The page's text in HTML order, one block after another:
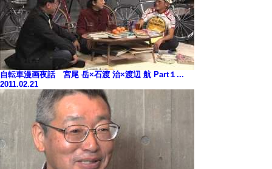
自転車漫画夜話 宮尾 岳×石渡 治×渡辺 航 Part１...
2011.02.21